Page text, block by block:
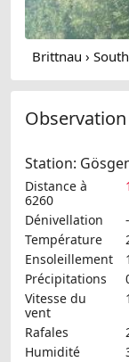
Station:
Distance à
6260
Dénivellation
Température
Ensoleillement
Précipitations
Vitesse du
vent
Rafales
Humidité